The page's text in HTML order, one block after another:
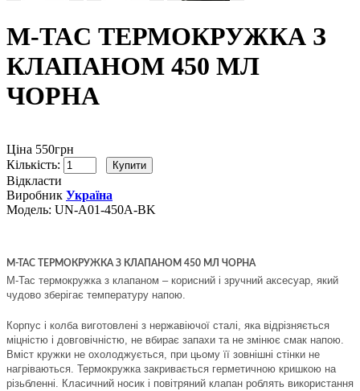
M-TAC ТЕРМОКРУЖКА З
КЛАПАНОМ 450 МЛ
ЧОРНА
Ціна 550грн
Кількість:
Відкласти
Виробник Україна
Модель: UN-A01-450A-BK
M-TAC ТЕРМОКРУЖКА З КЛАПАНОМ 450 МЛ ЧОРНА
М-Тас термокружка з клапаном – корисний і зручний аксесуар, який
чудово зберігає температуру напою.
Корпус і колба виготовлені з нержавіючої сталі, яка відрізняється
міцністю і довговічністю, не вбирає запахи та не змінює смак напою.
Вміст кружки не охолоджується, при цьому її зовнішні стінки не
нагріваються. Термокружка закривається герметичною кришкою на
різьбленні. Класичний носик і повітряний клапан роблять використання